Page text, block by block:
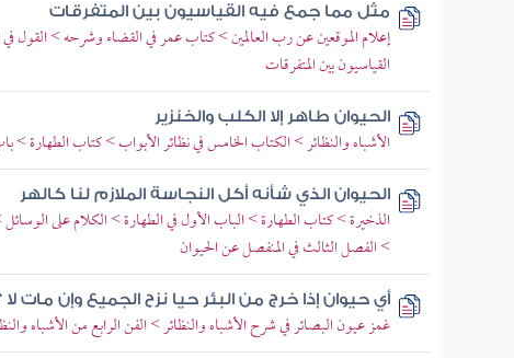
مثل مما جمع فيه القياسيون بين المتفرقات
إعلام الموقعين عن رب العالمين > كتاب عمر في القضاء وشرحه > القول
القياسيون بين المتفرقات
الحيوان طاهر إلا الكلب والخنزير
الأشباه والنظائر > الكتاب الخامس في نظائر الأبواب > كتاب الطهارة >
الحيوان الذي شأنه أكل النجاسة الملازم لنا كالهر
الذخيرة > كتاب الطهارة > الباب الأول في الطهارة > الكلام على الوسائل
> الفصل الثالث في المنفصل عن الحيوان
أي حيوان إذا خرج من البئر حيا نزح الجميع وإن مات لا
غمز عيون البصائر في شرح الأشباه والنظائر > الفن الرابع من الأشباه